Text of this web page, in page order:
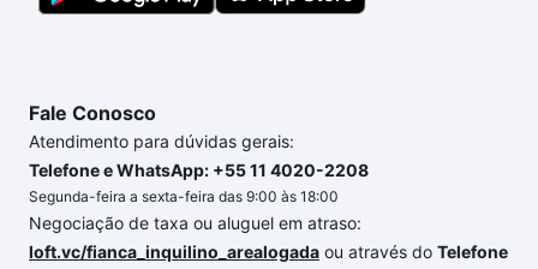
Fale Conosco
Atendimento para dúvidas gerais:
Telefone e WhatsApp: +55 11 4020-2208
Segunda-feira a sexta-feira das 9:00 às 18:00
Negociação de taxa ou aluguel em atraso:
loft.vc/fianca_inquilino_arealogada ou através do Telefone